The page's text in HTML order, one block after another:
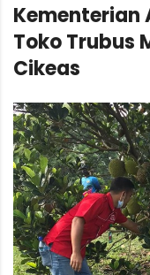
Kementerian
Toko Trubus
Cikeas